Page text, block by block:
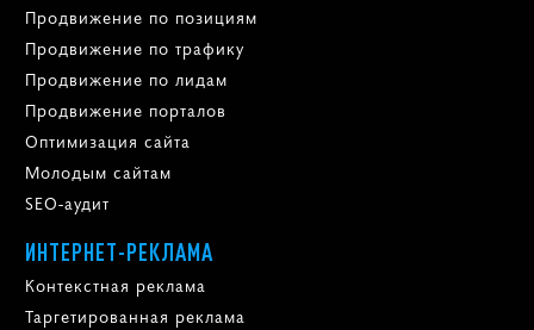
Продвижение по позициям
Продвижение по трафику
Продвижение по лидам
Продвижение порталов
Оптимизация сайта
Молодым сайтам
SEO-аудит
ИНТЕРНЕТ-РЕКЛАМА
Контекстная реклама
Таргетированная реклама